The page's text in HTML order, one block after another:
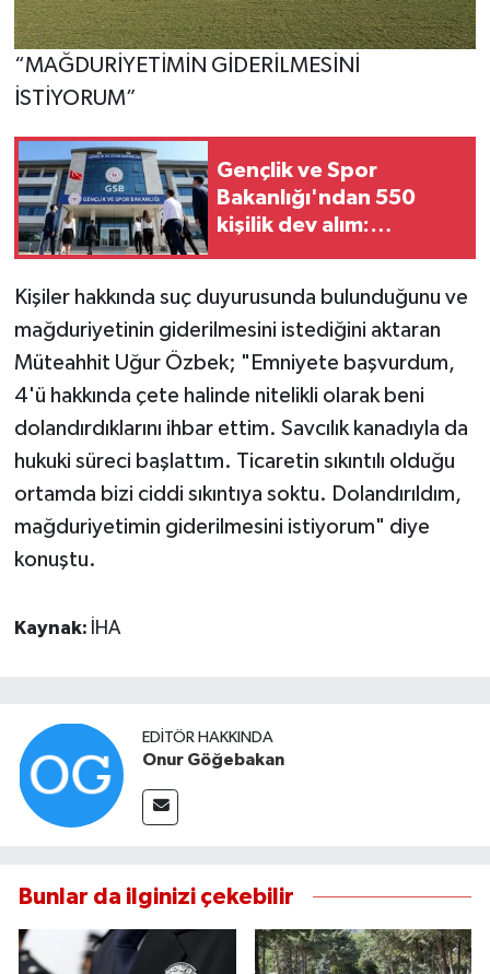
“MAĞDURİYETİMİN GİDERİLMESİNİ
İSTİYORUM”
Gençlik ve Spor
Bakanlığı'ndan 550
kişilik dev alım:
Kişiler hakkında suç duyurusunda bulunduğunu ve
mağduriyetinin giderilmesini istediğini aktaran
Müteahhit Uğur Özbek; "Emniyete başvurdum,
4'ü hakkında çete halinde nitelikli olarak beni
dolandırdıklarını ihbar ettim. Savcılık kanadıyla da
hukuki süreci başlattım. Ticaretin sıkıntılı olduğu
ortamda bizi ciddi sıkıntıya soktu. Dolandırıldım,
mağduriyetimin giderilmesini istiyorum" diye
konuştu.
Kaynak: İHA
EDITÖR HAKKINDA
Onur Göğebakan
Bunlar da ilginizi çekebilir